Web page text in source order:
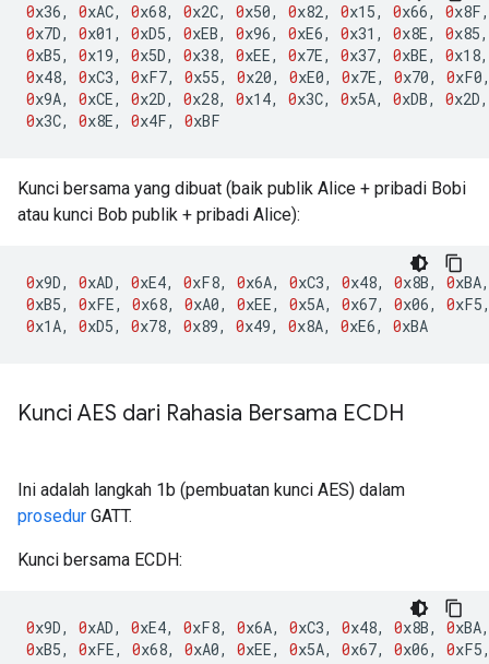
0x36, 0xAC, 0x68, 0x2C, 0x50, 0x82, 0x15, 0x66, 0x8F,
0x7D, 0x01 , 0xD5, 0xEB, 0x96, 0xE6, 0x31 , 0x8E, 0x85,
0xB5, 0x19, 0x5D, 0x38, 0xEE, 0x7E, 0x37, 0xBE, 0x18,
0x48, 0xC3, 0xF7, 0x55, 0x20, 0xE0, 0x7E, 0x70, 0xF0
0x9A, 0xCE, 0x2D, 0x28, 0x14, 0x3C, 0x5A, 0xDB, 0x2D,
0x3C, 0x8E, 0x4F, 0xBF
Kunci bersama yang dibuat (baik publik Alice + pribadi Bobi
atau kunci Bob publik + pribadi Alice):
0x9D, 0xAD, 0xE4, 0xF8, 0x6A, 0xC3, 0x48, 0x8B, 0xBA,
0xB5, 0xFE, 0x68, 0xA0, 0xEE, 0x5A, 0x67, 0x06, 0xF5
0x1A, 0xD5, 0x78, 0x89, 0x49, 0x8A, 0xE6, 0xBA
Kunci AES dari Rahasia Bersama ECDH
Ini adalah langkah 1b (pembuatan kunci AES) dalam
prosedur GATT.
Kunci bersama ECDH:
0x9D, 0xAD, 0xE4, 0xF8, 0x6A, 0xC3, 0x48, 0x8B, 0xBA,
0xB5, 0xFE, 0x68, 0xA0, 0xEE, 0x5A, 0x67, 0x06, 0xF5